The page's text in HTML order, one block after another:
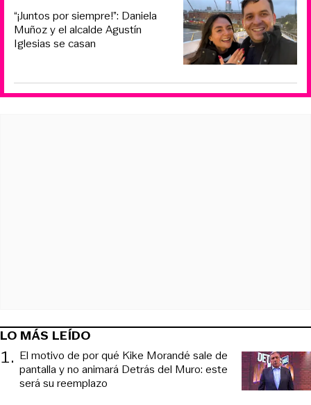
“¡Juntos por siempre!”: Daniela
Muñoz y el alcalde Agustín
Iglesias se casan
LO MÁS LEÍDO
1. El motivo de por qué Kike Morandé sale de
pantalla y no animará Detrás del Muro: este
será su reemplazo